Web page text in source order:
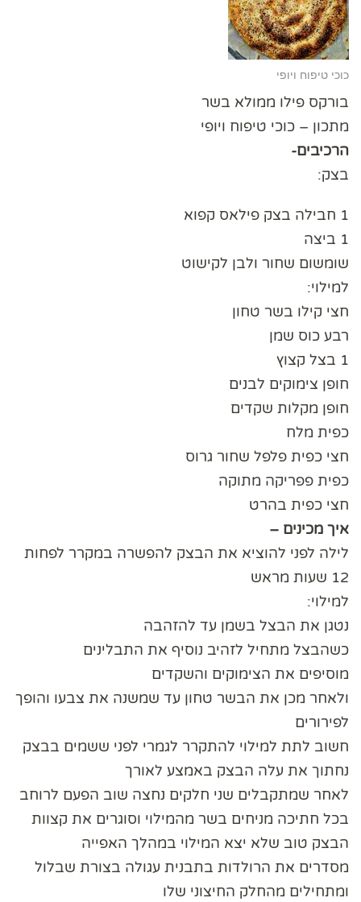
כוכי טיפוח ויופי
בורקס פילו ממולא בשר
מתכון – כוכי טיפוח ויופי
הרכיבים-
בצק:
1 חבילה בצק פילאס קפוא
1 ביצה
שומשום שחור ולבן לקישוט
למילוי:
חצי קילו בשר טחון
רבע כוס שמן
1 בצל קצוץ
חופן צימוקים לבנים
חופן מקלות שקדים
כפית מלח
חצי כפית פלפל שחור גרוס
כפית פפריקה מתוקה
חצי כפית בהרט
איך מכינים –
לילה לפני להוציא את הבצק להפשרה במקרר לפחות
12 שעות מראש
למילוי:
נטגן את הבצל בשמן עד להזהבה
כשהבצל מתחיל לזהיב נוסיף את התבלינים
מוסיפים את הצימוקים והשקדים
ולאחר מכן את הבשר טחון עד שמשנה את צבעו והופך
לפירורים
חשוב לתת למילוי להתקרר לגמרי לפני ששמים בבצק
נחתוך את עלה הבצק באמצע לאורך
לאחר שמתקבלים שני חלקים נחצה שוב הפעם לרוחב
בכל חתיכה מניחים בשר מהמילוי וסוגרים את קצוות
הבצק טוב שלא יצא המילוי במהלך האפייה
מסדרים את הרולדות בתבנית עגולה בצורת שבלול
ומתחילים מהחלק החיצוני שלו